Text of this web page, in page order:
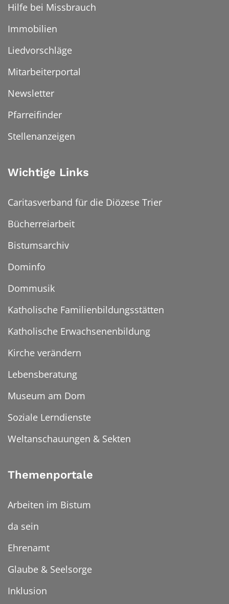
Hilfe bei Missbrauch
Immobilien
Liedvorschläge
Mitarbeiterportal
Newsletter
Pfarreifinder
Stellenanzeigen
Wichtige Links
Caritasverband für die Diözese Trier
Bücherreiarbeit
Bistumsarchiv
Dominfo
Dommusik
Katholische Familienbildungsstätten
Katholische Erwachsenenbildung
Kirche verändern
Lebensberatung
Museum am Dom
Soziale Lerndienste
Weltanschauungen & Sekten
Themenportale
Arbeiten im Bistum
da sein
Ehrenamt
Glaube & Seelsorge
Inklusion